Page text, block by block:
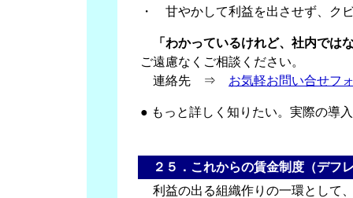
・ 甘やかして利益を出させず、ク
「わかっているけれど、社内では
ご遠慮なくご相談ください。
連絡先 ⇒ お気軽お問い合せフ
● もっと詳しく知りたい。実際の
２５．これからの賃金制度（デフ
利益の出る組織作りの一環として